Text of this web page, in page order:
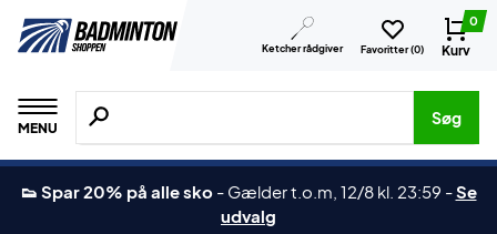
Ketcher rådgiver Favoritter (0)
0
Kurv
MENU
Søg efter produkter, mærker etc.
Søg
👟 Spar 20% på alle sko - Gælder t.o.m, 12/8 kl. 23:59 -Se
udvalg